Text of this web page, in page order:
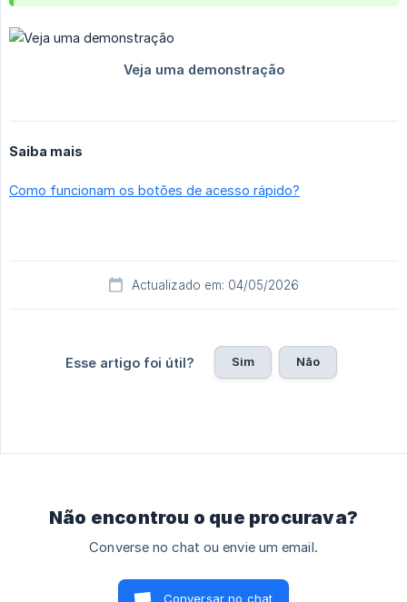
Saiba mais
Como funcionam os botões de acesso rápido?
Actualizado em: 04/05/2026
Esse artigo foi útil? Sim Não
Não encontrou o que procurava?
Converse no chat ou envie um email.
Conversar no chat